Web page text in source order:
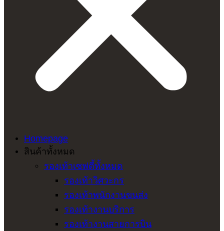
Homepage
สินค้าทั้งหมด
รองเท้าเซฟตี้ทั้งหมด
รองเท้าวิศวะกร
รองเท้าพนักงานขนส่ง
รองเท้างานบริการ
รองเท้างานสายการบิน